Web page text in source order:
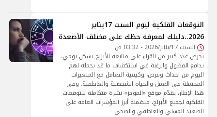
التوقعات الفلكية ليوم السبت 17يناير
2026..دليلك لمعرفة حظك على مختلف الأصعدة
السبت 17/يناير/2026 - 03:32 ص
يحرص عدد كبير من القراء على متابعة الأبراج بشكل يومي،
بدافع الفضول والرغبة في استكشاف ما قد يحمله لهم
اليوم من أحداث وفرص، وكيفية التعامل مع المتغيرات
المحتملة في العمل والحياة الشخصية والعاطفية. وفي
هذا الإطار، يقدّم موقع «الموجز» نشرة متكاملة للتوقعات
الفلكية لجميع الأبراج، متضمنة أبرز المؤشرات العامة على
الصعيد المهني والعاطفي والصحي